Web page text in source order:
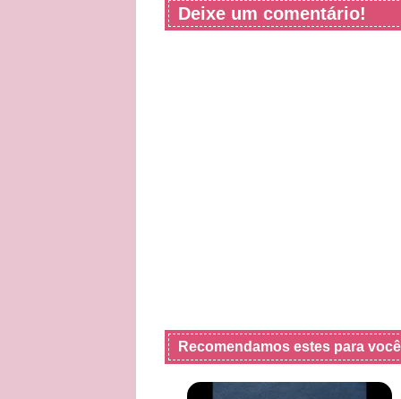
Deixe um comentário!
Recomendamos estes para você